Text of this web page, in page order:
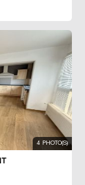
4 PHOTO(S)